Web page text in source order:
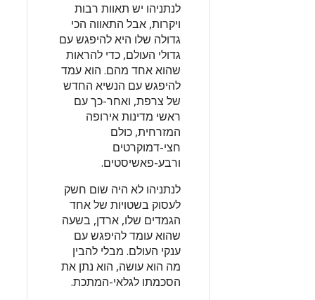
לנתניהו יש תאוות רבות
ויקרות, אבל התאווה הכי
גדולה שלו היא להיפגש עם
גדולי העולם, כדי להראות
שהוא אחד מהם. הוא עמד
להיפגש עם הנשיא החדש
של צרפת, ואחר-כך עם
ראשי מדינות אירופה
המזרחית, כולם
חצי-דמוקרטים
ורבע-פאשיסטים.
לנתניהו לא היה שום חשק
לעסוק בשטויות של אחד
הגמדים שלו, ארדן, בשעה
שהוא עומד להיפגש עם
ענקי העולם. מבלי להבין
מה הוא עושה, הוא נתן את
הסכמתו לגלאי-המתכת.